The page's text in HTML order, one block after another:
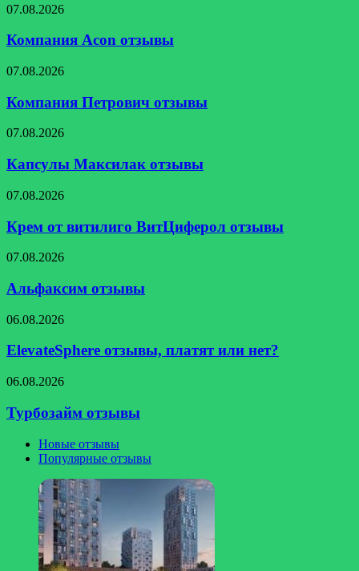
Компания
отзывы
07.08.2026
Компания Acon отзывы
Компания
отзывы
07.08.2026
Компания Петрович отзывы
Капсулы
отзывы
07.08.2026
Капсулы Максилак отзывы
Крем
витилиго
ВитЦиферол
отзывы
07.08.2026
Крем от витилиго ВитЦиферол отзывы
Альфаксим
07.08.2026
Альфаксим отзывы
ElevateSphere
платят
нет?
06.08.2026
ElevateSphere отзывы, платят или нет?
Турбозайм
06.08.2026
Турбозайм отзывы
Новые отзывы
Популярные отзывы